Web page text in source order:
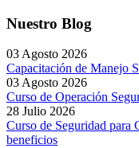
Nuestro Blog
03 Agosto 2026
Capacitación de Manejo
03 Agosto 2026
Curso de Operación
28 Julio 2026
Curso de Seguridad para
beneficios